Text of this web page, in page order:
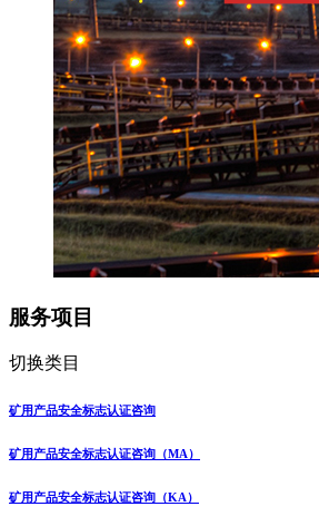
服务项目
切换类目
矿用产品安全标志认证咨询
矿用产品安全标志认证咨询（MA）
矿用产品安全标志认证咨询（KA）